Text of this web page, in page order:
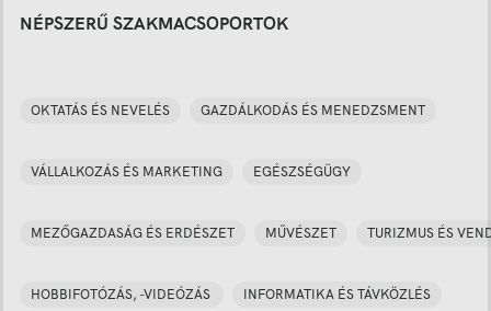
NÉPSZERŰ SZAKMACSOPORTOK
OKTATÁS ÉS NEVELÉS GAZDÁLKODÁS ÉS MENEDZSMENT
VÁLLALKOZÁS ÉS MARKETING EGÉSZSÉGÜGY
MEZŐGAZDASÁG ÉS ERDÉSZET MŰVÉSZET TURIZMUS ÉS
HOBBIFOTÓZÁS, -VIDEÓZÁS INFORMATIKA ÉS TÁVKÖZLÉS